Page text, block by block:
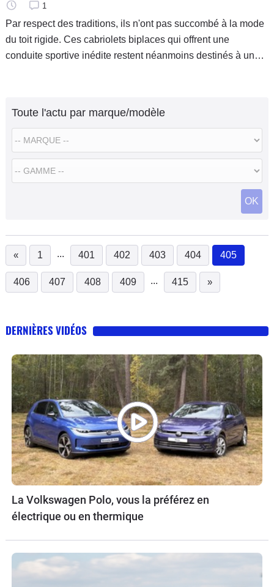
1
Par respect des traditions, ils n'ont pas succombé à la mode
du toit rigide. Ces cabriolets biplaces qui offrent une
conduite sportive inédite restent néanmoins destinés à une
Toute l'actu par marque/modèle
OK
« 1 ... 401 402 403 404 405
406
407 408 409 ... 415 »
DERNIÈRES VIDÉOS
La Volkswagen Polo, vous la préférez en
électrique ou en thermique